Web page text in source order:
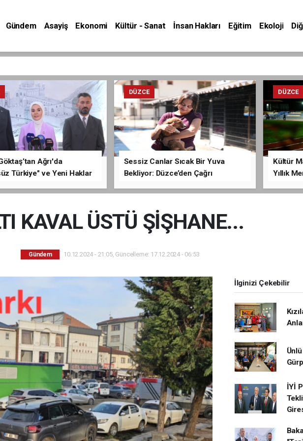
Gündem Asayiş Ekonomi Kültür - Sanat İnsan Hakları Eğitim Ekoloji
Ağrı'da
Türkiye" ve Yeni Haklar
DÜZCE
Sessiz Canlar Sıcak Bir Yuva
Bekliyor: Düzce’den Çağrı
DÜZCE
Kültür
Yıllık
KAVAL ÜSTÜ ŞİŞHANE...
Gündem 10.12.2024 - 21:05, Güncelleme: 17.12.2024 - 06:53
İlginizi Çekebilir
İYİ